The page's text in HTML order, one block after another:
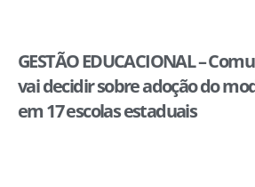
GESTÃO EDUCACIONAL –
vai decidir sobre adoção do
em 17 escolas estaduais